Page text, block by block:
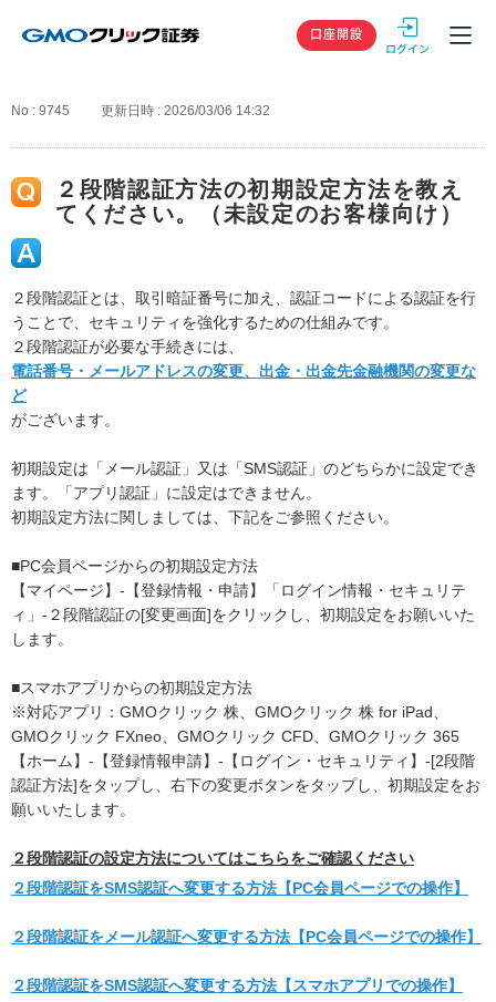
GMOクリック
口座開設
No : 9745 更新日時 : 2026/03/06 14:32
２段階認証方法の初期設定方法を教え
てください。（未設定のお客様向け）
２段階認証とは、取引暗証番号に加え、認証コードによる認証を行
うことで、セキュリティを強化するための仕組みです。
２段階認証が必要な手続きには、
電話番号・メールアドレスの変更、出金・出金先金融機関の変更な
ど
がございます。
初期設定は「メール認証」又は「SMS認証」のどちらかに設定でき
ます。「アプリ認証」に設定はできません。
初期設定方法に関しましては、下記をご参照ください。
■PC会員ページからの初期設定方法
【マイページ】-【登録情報・申請】「ログイン情報・セキュリテ
ィ」-２段階認証の[変更画面]をクリックし、初期設定をお願いいた
します。
■スマホアプリからの初期設定方法
※対応アプリ：GMOクリック 株、GMOクリック 株 for iPad、
GMOクリック FXneo、GMOクリック CFD、GMOクリック 365
【ホーム】-【登録情報申請】-【ログイン・セキュリティ】-[2段階
認証方法]をタップし、右下の変更ボタンをタップし、初期設定をお
願いいたします。
２段階認証の設定方法についてはこちらをご確認ください
２段階認証をSMS認証へ変更する方法【PC会員ページでの操作】
２段階認証をメール認証へ変更する方法【PC会員ページでの操作】
２段階認証をSMS認証へ変更する方法【スマホアプリでの操作】